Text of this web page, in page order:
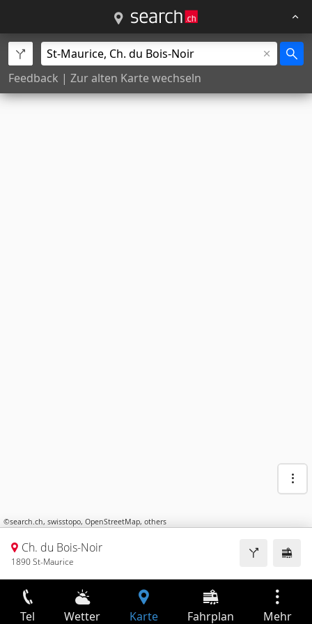
Feedback | Zur alten Karte wechseln
©search.ch, swisstopo, OpenStreetMap, others
Ch. du Bois-Noir
1890 St-Maurice
Tel Wetter Karte Fahrplan Mehr